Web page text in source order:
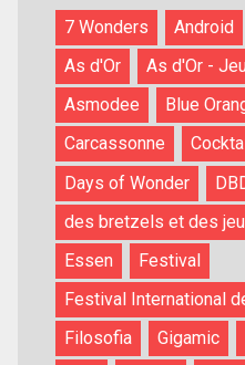
7 Wonders Android
As d'Or
As d'Or -
Asmodee
Blue
Carcassonne
Days of Wonder
des bretzels et des
Essen
Festival
Festival International
Filosofia
Gigamic